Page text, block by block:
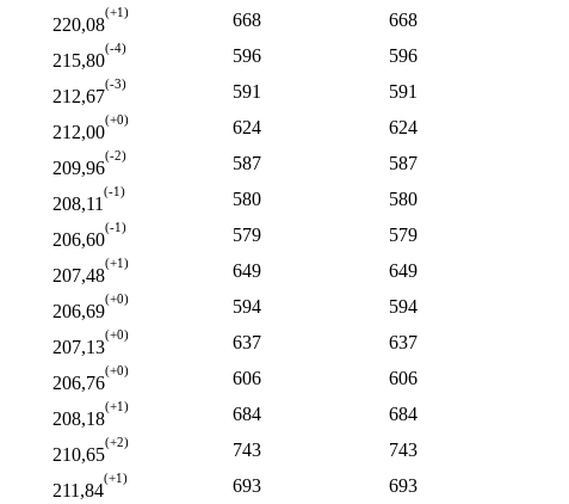
220,08
(+1) 668
668
215,80
(-4) 596
596
212,67
(-3) 591
591
212,00
(+0) 624
624
209,96
(-2) 587
587
208,11
(-1) 580
580
206,60
(-1) 579
579
207,48
(+1) 649
649
206,69
(+0) 594
594
207,13
(+0) 637
637
206,76
(+0) 606
606
208,18
(+1) 684
684
210,65
(+2) 743
743
211,84
(+1) 693
693